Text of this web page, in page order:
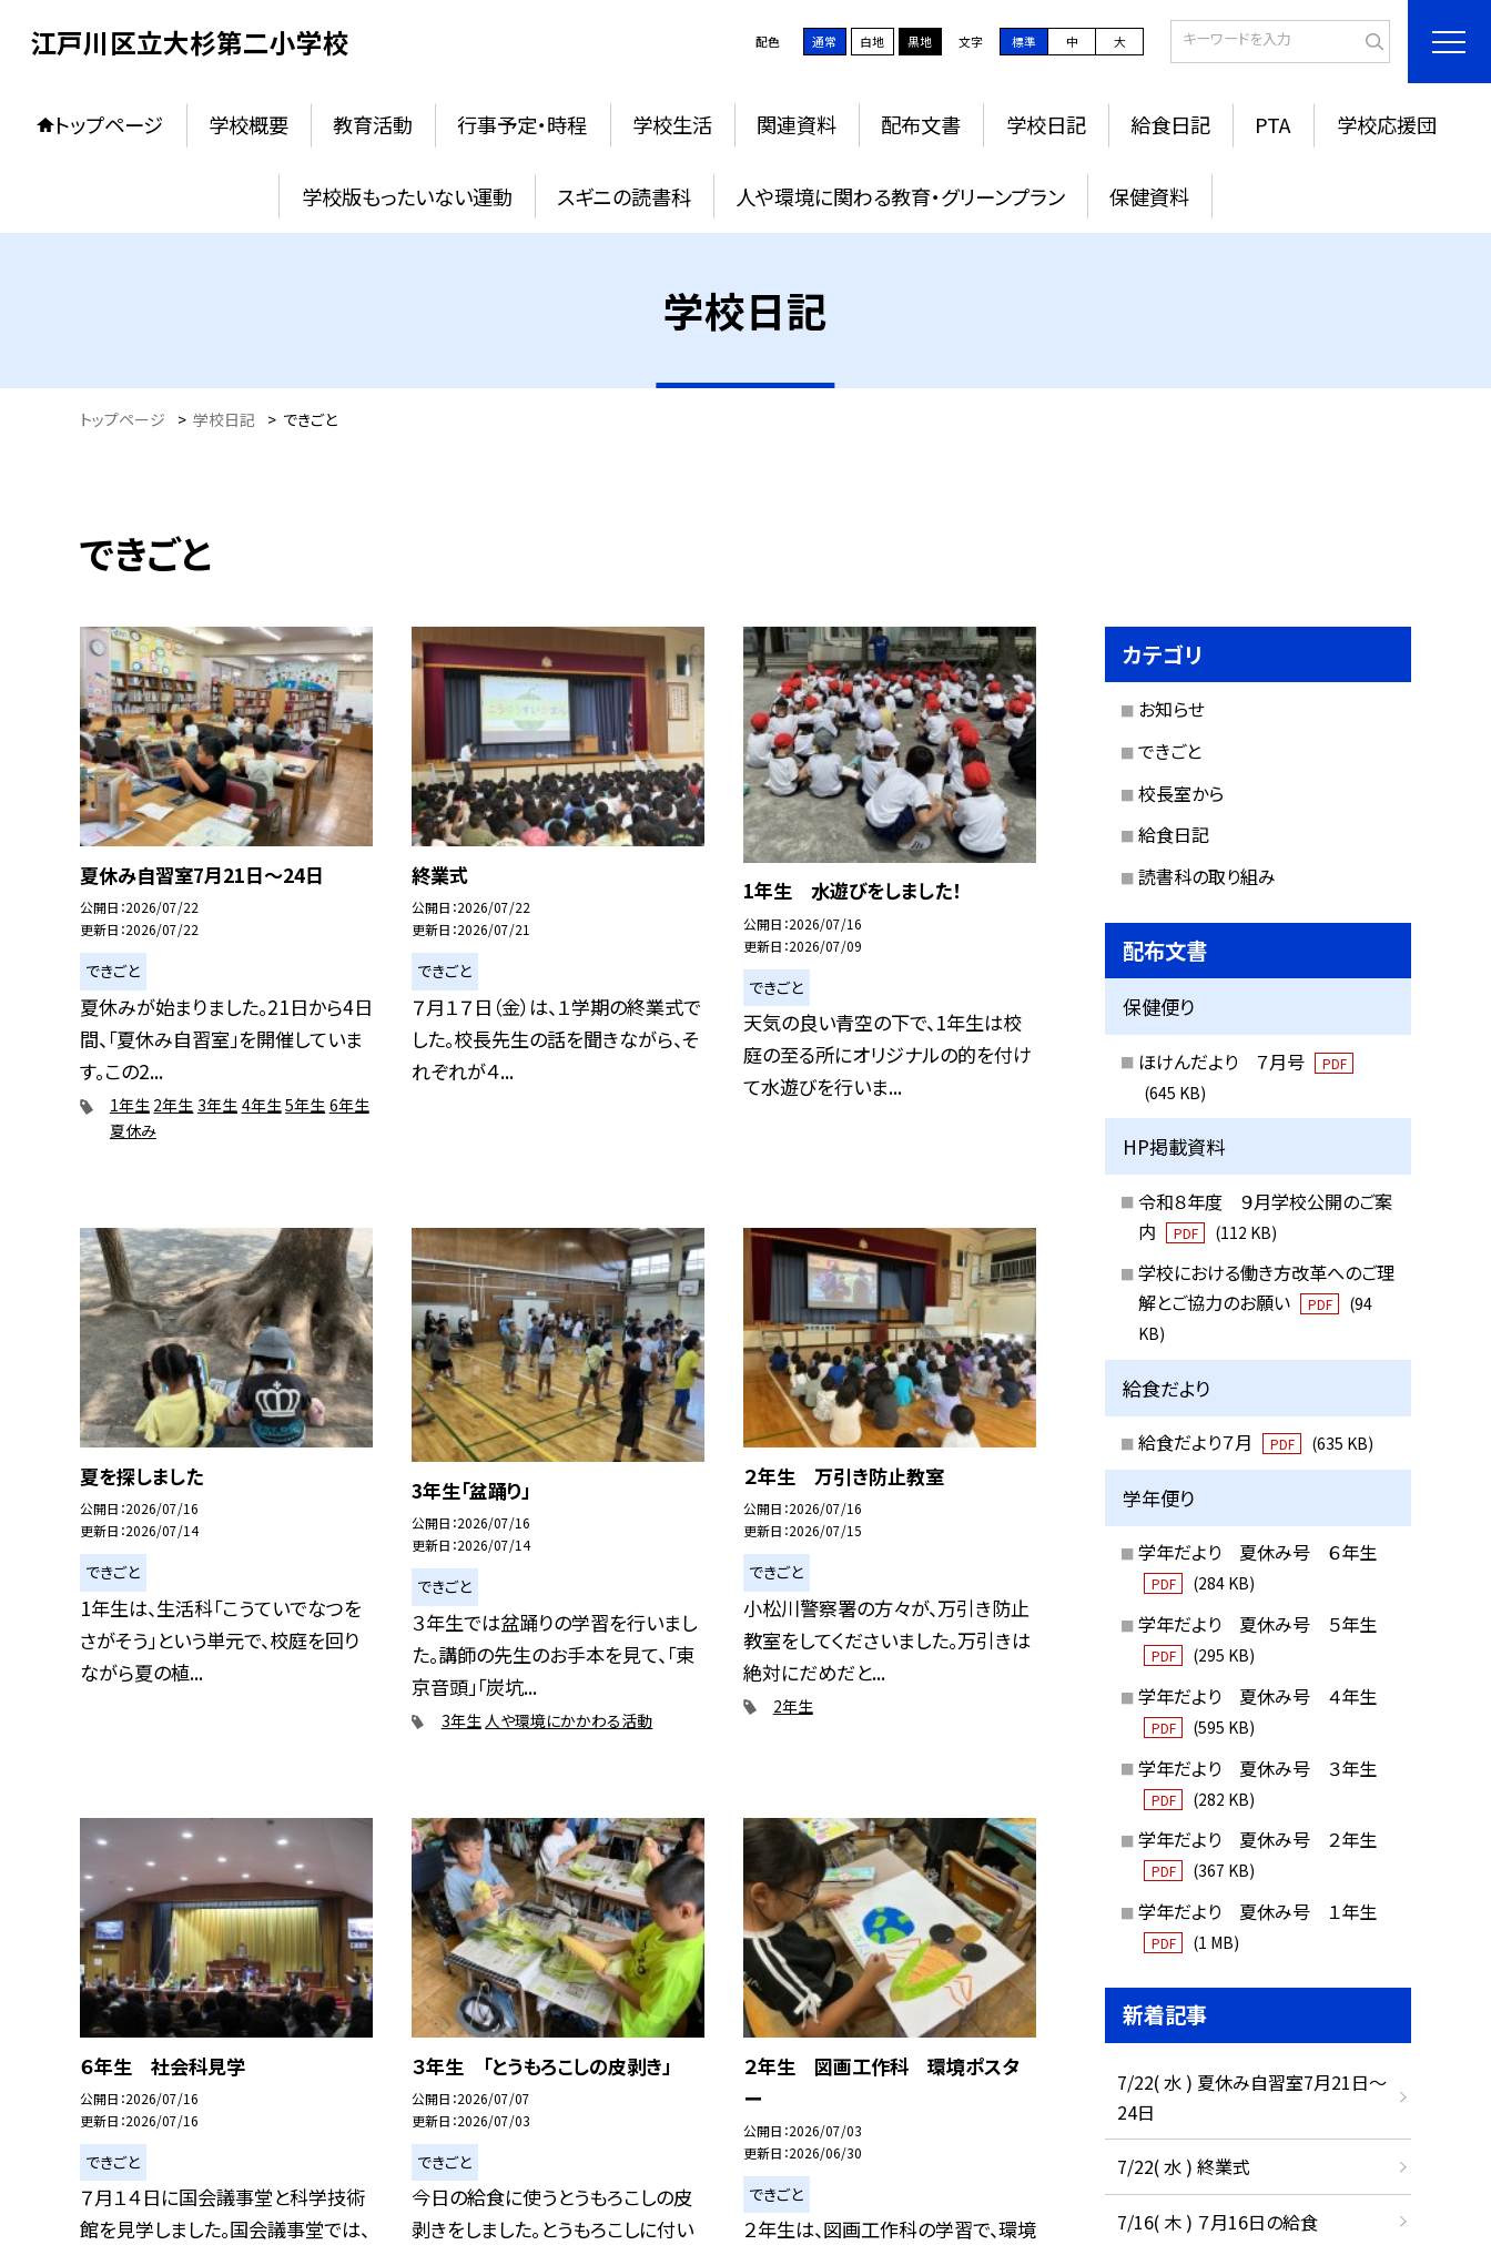
江戸川区立大杉第二小学校 配色 通常 白地 黒地 文字 標準 中 大
トップページ 学校概要 教育活動 行事予定・時程 学校生活 関連資料 配布文書 学校日記 給食日記 PTA 学校応援団
学校版もったいない運動 スギニの読書科 人や環境に関わる教育・グリーンプラン 保健資料
学校日記
トップページ > 学校日記 > できごと
できごと
夏休み自習室7月21日〜24日
公開日 2026/07/22
更新日 2026/07/22
できごと
夏休みが始まりました。21日から4日
間、「夏休み自習室」を開催していま
す。この2...
1年生 2年生 3年生 4年生5年生 6年生
夏休み
終業式
公開日 2026/07/22
更新日 2026/07/21
できごと
７月１７日（金）は、１学期の終業式で
した。校長先生の話を聞きながら、そ
れぞれが４...
1年生 水遊びをしました！
公開日 2026/07/16
更新日 2026/07/09
できごと
天気の良い青空の下で、1年生は校
庭の至る所にオリジナルの的を付け
て水遊びを行いま...
夏を探しました
公開日 2026/07/16
更新日 2026/07/14
できごと
1年生は、生活科「こうていでなつを
さがそう」という単元で、校庭を回り
ながら夏の植...
3年生「盆踊り」
公開日 2026/07/16
更新日 2026/07/14
できごと
３年生では盆踊りの学習を行いまし
た。講師の先生のお手本を見て、「東
京音頭」「炭坑...
3年生人や環境にかかわる活動
２年生 万引き防止教室
公開日 2026/07/16
更新日 2026/07/15
できごと
小松川警察署の方々が、万引き防止
教室をしてくださいました。万引きは
絶対にだめだと...
2年生
６年生 社会科見学
公開日 2026/07/16
更新日 2026/07/16
できごと
７月１４日に国会議事堂と科学技術
館を見学しました。国会議事堂では、
３年生 「とうもろこしの皮剥き」
公開日 2026/07/07
更新日 2026/07/03
できごと
今日の給食に使うとうもろこしの皮
剥きをしました。とうもろこしに付い
２年生 図画工作科 環境ポスタ
ー
公開日 2026/07/03
更新日 2026/06/30
できごと
２年生は、図画工作科の学習で、環境
カテゴリ
お知らせ
できごと
校長室から
給食日記
読書科の取り組み
配布文書
保健便り
ほけんだより ７月号 PDF
(645 KB)
HP掲載資料
令和８年度 ９月学校公開のご案
内
PDF (112 KB)
学校における働き方改革へのご理
解とご協力のお願い
PDF
(94
KB)
給食だより
給食だより７月 PDF (635 KB)
学年便り
学年だより 夏休み号 ６年生
PDF (284 KB)
学年だより 夏休み号 ５年生
PDF (295 KB)
学年だより 夏休み号 ４年生
PDF (595 KB)
学年だより 夏休み号 ３年生
PDF (282 KB)
学年だより 夏休み号 ２年生
PDF (367 KB)
学年だより 夏休み号 １年生
PDF (1 MB)
新着記事
7/22( 水 ) 夏休み自習室7月21日〜
24日
7/22( 水 ) 終業式
7/16( 木 ) ７月16日の給食